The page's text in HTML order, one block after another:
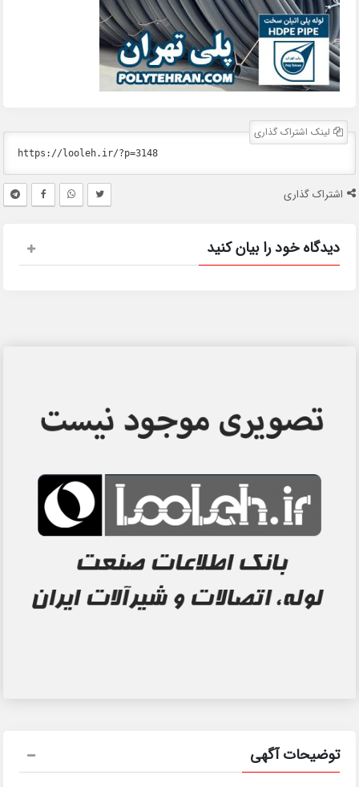
لینک اشتراک گذاری
اشتراک گذاری
دیدگاه خود را بیان کنید
توضیحات آگهی